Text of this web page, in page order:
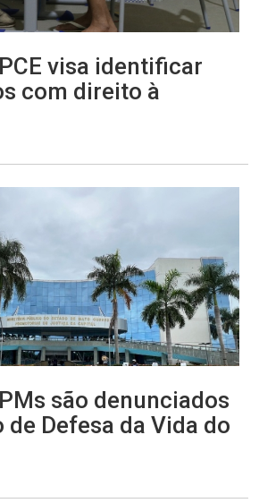
visa identificar
com direito à
são denunciados
de Defesa da Vida do